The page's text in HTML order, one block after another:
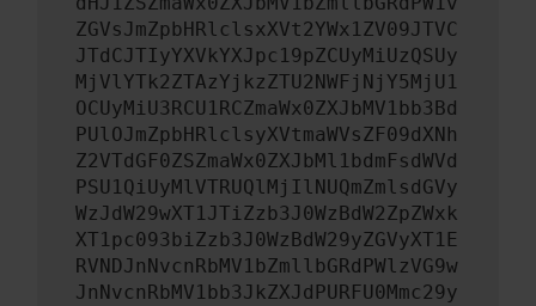
ZGVsJmZpbHRlclsxXVt2YWx1ZV09JTVC
JTdCJTIyYXVkYXJpc19pZCUyMiUzQSUy
MjVlYTk2ZTAzYjkzZTU2NWFjNjY5MjU1
OCUyMiU3RCU1RCZmaWx0ZXJbMV1bb3Bd
PUlOJmZpbHRlclsyXVtmaWVsZF09dXNh
Z2VTdGF0ZSZmaWx0ZXJbMl1bdmFsdWVd
PSU1QiUyMlVTRUQlMjIlNUQmZmlsdGVy
WzJdW29wXT1JTiZzb3J0WzBdW2ZpZWxk
XT1pc093biZzb3J0WzBdW29yZGVyXT1E
RVNDJnNvcnRbMV1bZmllbGRdPWlzVG9w
JnNvcnRbMV1bb3JkZXJdPURFU0Mmc29y